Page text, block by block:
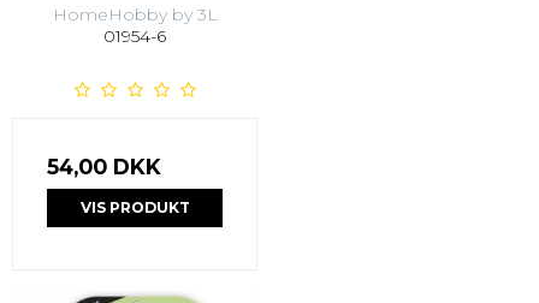
HomeHobby by 3L
01954-6
54,00 DKK
VIS PRODUKT